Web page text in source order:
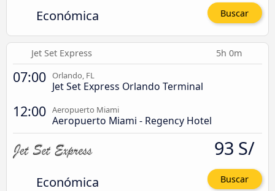
Económica Buscar
Jet Set Express 5h 0m
07:00 Orlando, FL
Jet Set Express Orlando Terminal
12:00 Aeropuerto Miami
Aeropuerto Miami - Regency Hotel
Económica
93 S/
Buscar